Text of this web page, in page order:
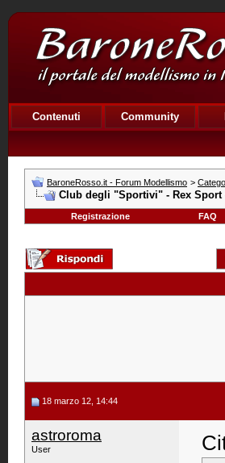
Contenuti Community
BaroneRosso.it - Forum Modellismo >
Club degli "Sportivi" - Rex Sport
Registrazione FAQ
18 marzo 12, 14:44
astroroma
User